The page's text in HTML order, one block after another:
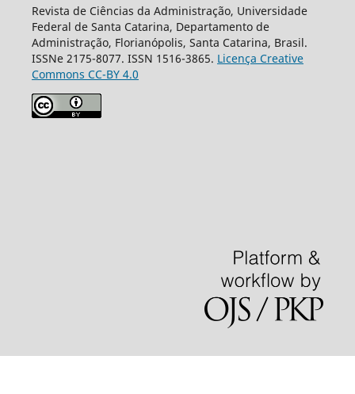
Revista de Ciências da Administração, Universidade
Federal de Santa Catarina, Departamento de
Administração, Florianópolis, Santa Catarina, Brasil.
ISSNe 2175-8077. ISSN 1516-3865. Licença Creative
Commons CC-BY 4.0